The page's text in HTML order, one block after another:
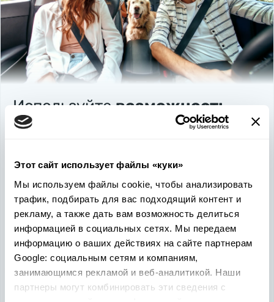
Этот сайт использует файлы «куки»
Мы используем файлы cookie, чтобы анализировать
трафик, подбирать для вас подходящий контент и
рекламу, а также дать вам возможность делиться
информацией в социальных сетях. Мы передаем
информацию о ваших действиях на сайте партнерам
Google: социальным сетям и компаниям,
занимающимся рекламой и веб-аналитикой. Наши
партнеры могут комбинировать эти сведения с
Используйте возможность
быть в выигрыше
откроет перед вами дополнительные перспективы. Кроме
ожидаемого результата, вы получите реальные выгоды.
Внедрение Американского стандарта на авторынке
Казахстана станет эрой больших возможностей
казахстанцев, чтобы реализовать свой потенциал в
полную силу.
Подобрать авто
Стать партнером